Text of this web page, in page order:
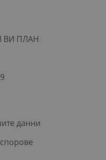
ВИ ПЛАН
данни